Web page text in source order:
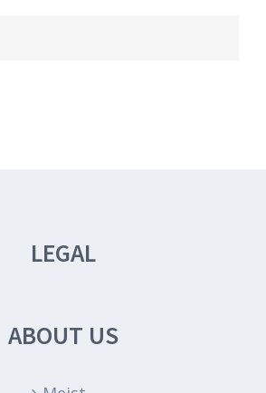
LEGAL
ABOUT US